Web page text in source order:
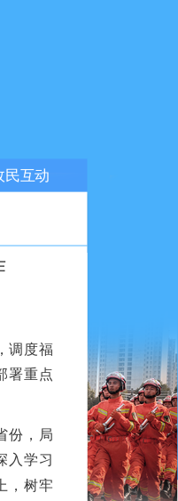
民互动
调度福
署重点
份，局
入学习
，树牢